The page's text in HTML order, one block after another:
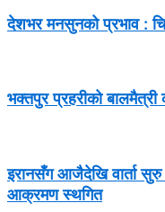
देशभर मनसुनको प्रभाव :
भक्तपुर प्रहरीको बालमैत्री
इरानसँग आजैदेखि वार्ता सुरु
आक्रमण स्थगित